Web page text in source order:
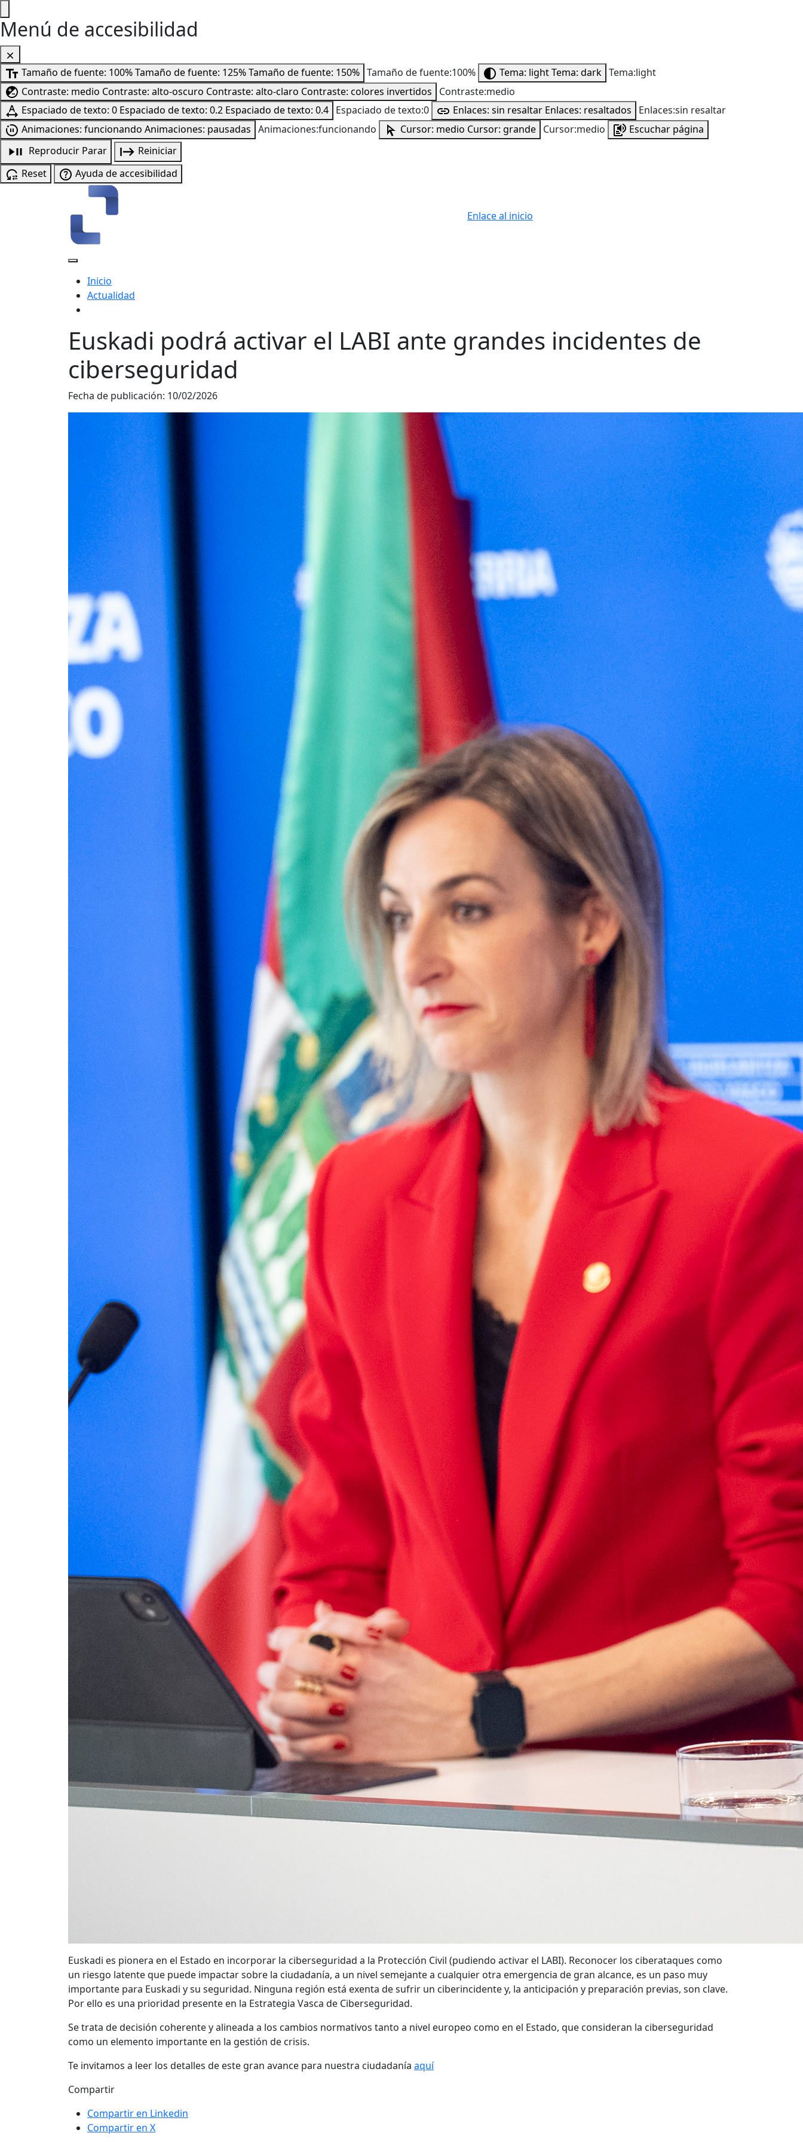
Menú de accesibilidad
Tamaño de fuente: 100%Tamaño de fuente: 125%Tamaño de fuente: 150% Tamaño de fuente:100% Tema: lightTema: dark Tema:light
Contraste: medio Contraste: alto-oscuro Contraste: alto-claro Contraste: colores invertidos
Contraste:medio
Espaciado de texto: 0 Espaciado de texto: 0.2 Espaciado de texto: 0.4 Espaciado de texto:0 Enlaces: sin resaltar Enlaces: resaltados
Enlaces:sin resaltar
Animaciones: funcionando Animaciones: pausadas Animaciones:funcionando Cursor: medio Cursor: grande Cursor:medio
Escuchar página
Reproducir Parar
Reiniciar
Reset
Ayuda de accesibilidad
Enlace al inicio
Inicio
Actualidad
Euskadi podrá activar el LABI ante grandes incidentes de
ciberseguridad
Fecha de publicación: 10/02/2026
Euskadi es pionera en el Estado en incorporar la ciberseguridad a la Protección Civil (pudiendo activar el LABI). Reconocer los ciberataques como
un riesgo latente que puede impactar sobre la ciudadanía, a un nivel semejante a cualquier otra emergencia de gran alcance, es un paso muy
importante para Euskadi y su seguridad. Ninguna región está exenta de sufrir un ciberincidente y, la anticipación y preparación previas, son clave.
Por ello es una prioridad presente en la Estrategia Vasca de Ciberseguridad.
Se trata de decisión coherente y alineada a los cambios normativos tanto a nivel europeo como en el Estado, que consideran la ciberseguridad
como un elemento importante en la gestión de crisis.
Te invitamos a leer los detalles de este gran avance para nuestra ciudadanía aquí
Compartir
Compartir en Linkedin
Compartir en X